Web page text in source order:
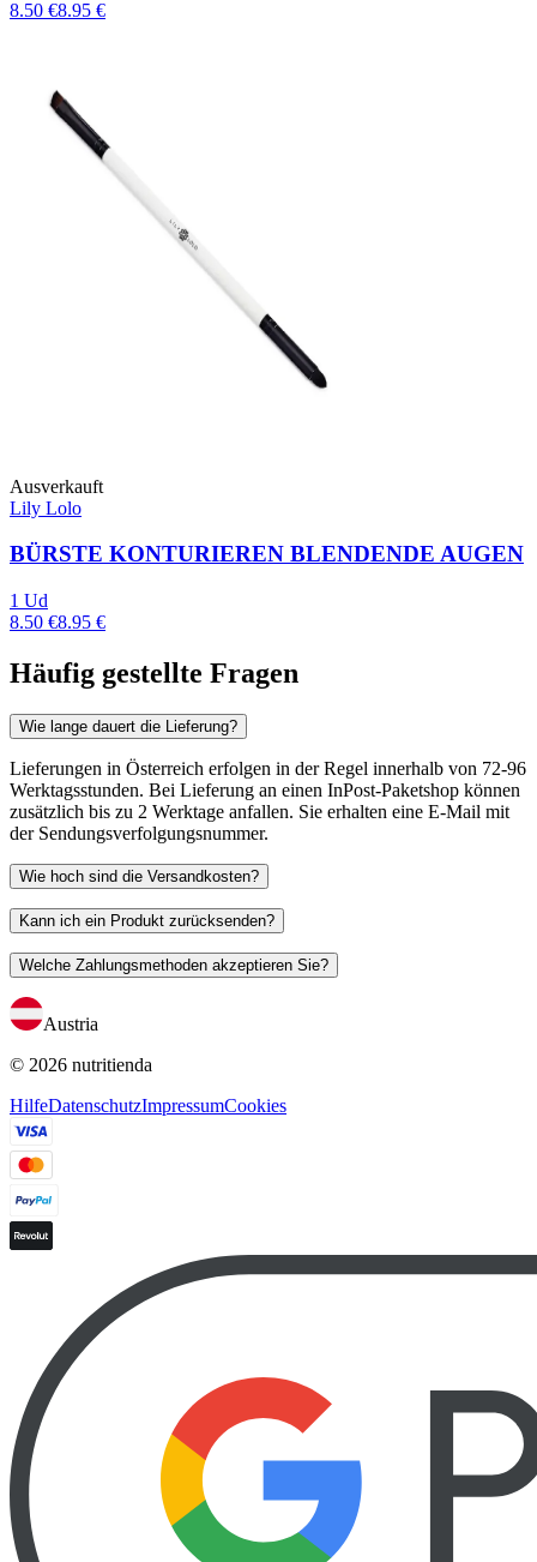
8.50 €8.95 €
Ausverkauft
Lily Lolo
BÜRSTE KONTURIEREN BLENDENDE AUGEN
1 Ud
8.50 €8.95 €
Häufig gestellte Fragen
Wie lange dauert die Lieferung?
Lieferungen in Österreich erfolgen in der Regel innerhalb von 72-96
Werktagsstunden. Bei Lieferung an einen InPost-Paketshop können
zusätzlich bis zu 2 Werktage anfallen. Sie erhalten eine E-Mail mit
der Sendungsverfolgungsnummer.
Wie hoch sind die Versandkosten?
Kann ich ein Produkt zurücksenden?
Welche Zahlungsmethoden akzeptieren Sie?
Austria
© 2026 nutritienda
HilfeDatenschutzImpressumCookies